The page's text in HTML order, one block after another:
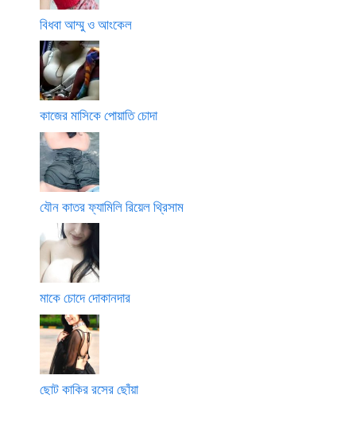
বিধবা আম্মু ও আংকেল
কাজের মাসিকে পোয়াতি চোদা
যৌন কাতর ফ্যামিলি রিয়েল থ্রিসাম
মাকে চোদে দোকানদার
ছোট কাকির রসের ছোঁয়া